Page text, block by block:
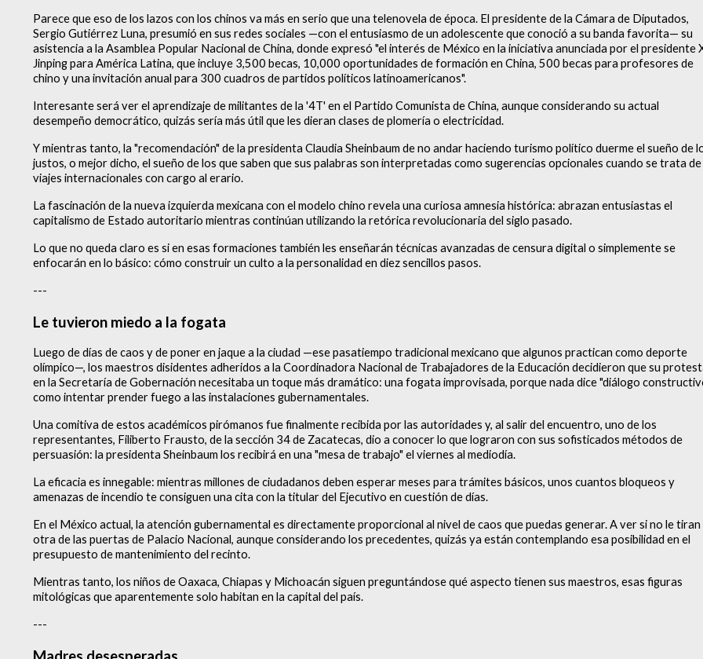
Parece que eso de los lazos con los chinos va más en serio que una telenovela de época. El presidente de la Cámara de Diputados,
Sergio Gutiérrez Luna, presumió en sus redes sociales —con el entusiasmo de un adolescente que conoció a su banda favorita— su
asistencia a la Asamblea Popular Nacional de China, donde expresó "el interés de México en la iniciativa anunciada por el presidente
Jinping para América Latina, que incluye 3,500 becas, 10,000 oportunidades de formación en China, 500 becas para profesores de
chino y una invitación anual para 300 cuadros de partidos políticos latinoamericanos".
Interesante será ver el aprendizaje de militantes de la '4T' en el Partido Comunista de China, aunque considerando su actual
desempeño democrático, quizás sería más útil que les dieran clases de plomería o electricidad.
Y mientras tanto, la "recomendación" de la presidenta Claudia Sheinbaum de no andar haciendo turismo político duerme el sueño de
justos, o mejor dicho, el sueño de los que saben que sus palabras son interpretadas como sugerencias opcionales cuando se trata de
viajes internacionales con cargo al erario.
La fascinación de la nueva izquierda mexicana con el modelo chino revela una curiosa amnesia histórica: abrazan entusiastas el
capitalismo de Estado autoritario mientras continúan utilizando la retórica revolucionaria del siglo pasado.
Lo que no queda claro es si en esas formaciones también les enseñarán técnicas avanzadas de censura digital o simplemente se
enfocarán en lo básico: cómo construir un culto a la personalidad en diez sencillos pasos.
---
Le tuvieron miedo a la fogata
Luego de días de caos y de poner en jaque a la ciudad —ese pasatiempo tradicional mexicano que algunos practican como deporte
olímpico—, los maestros disidentes adheridos a la Coordinadora Nacional de Trabajadores de la Educación decidieron que su
en la Secretaría de Gobernación necesitaba un toque más dramático: una fogata improvisada, porque nada dice "diálogo
como intentar prender fuego a las instalaciones gubernamentales.
Una comitiva de estos académicos pirómanos fue finalmente recibida por las autoridades y, al salir del encuentro, uno de los
representantes, Filiberto Frausto, de la sección 34 de Zacatecas, dio a conocer lo que lograron con sus sofisticados métodos de
persuasión: la presidenta Sheinbaum los recibirá en una "mesa de trabajo" el viernes al mediodía.
La eficacia es innegable: mientras millones de ciudadanos deben esperar meses para trámites básicos, unos cuantos bloqueos y
amenazas de incendio te consiguen una cita con la titular del Ejecutivo en cuestión de días.
En el México actual, la atención gubernamental es directamente proporcional al nivel de caos que puedas generar. A ver si no le tiran
otra de las puertas de Palacio Nacional, aunque considerando los precedentes, quizás ya están contemplando esa posibilidad en el
presupuesto de mantenimiento del recinto.
Mientras tanto, los niños de Oaxaca, Chiapas y Michoacán siguen preguntándose qué aspecto tienen sus maestros, esas figuras
mitológicas que aparentemente solo habitan en la capital del país.
---